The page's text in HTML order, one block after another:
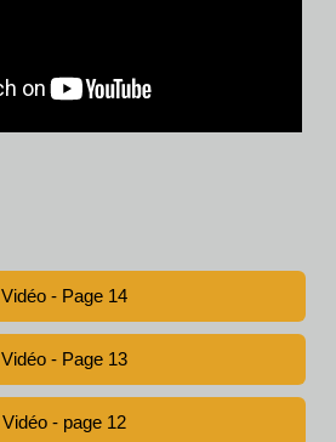
Vidéo - Page 14
Vidéo - Page 13
Vidéo - page 12